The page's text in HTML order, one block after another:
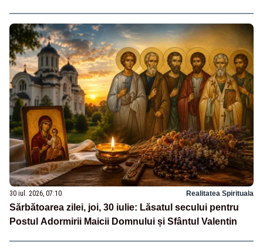
30 iul. 2026, 07:10 Realitatea Spirituala
Sărbătoarea zilei, joi, 30 iulie: Lăsatul secului pentru
Postul Adormirii Maicii Domnului și Sfântul Valentin